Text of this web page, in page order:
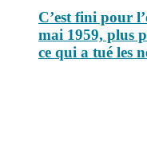
C’est fini pour
mai 1959, plus
ce qui a tué les